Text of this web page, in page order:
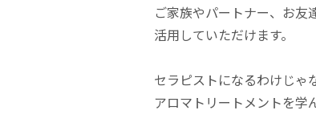
ご家族やパートナー、お友
活用していただけます。
セラピストになるわけじゃ
アロマトリートメントを学